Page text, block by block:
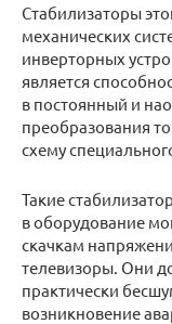
Стабилизаторы
механических
инверторных
является
в постоянный и
преобразования
схему
Такие
в оборудование
скачкам
телевизоры. Они
практически
возникновение